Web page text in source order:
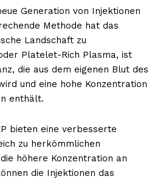
Generation von Injektionen
Methode hat das
Landschaft zu
Platelet-Rich Plasma, ist
die aus dem eigenen Blut des
und eine hohe Konzentration
enthält.
bieten eine verbesserte
zu herkömmlichen
höhere Konzentration an
die Injektionen das